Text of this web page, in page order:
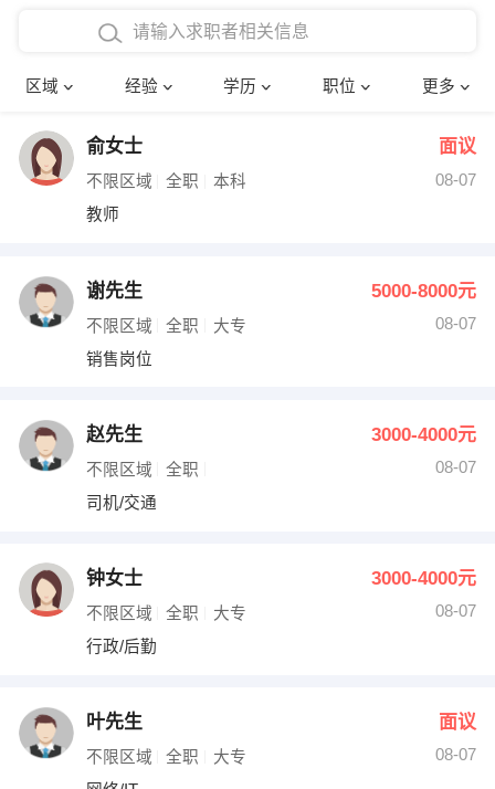
区域 经验 学历 职位 更多
在校学生工作经验
四年以上工作经验
五年以上工作经验
博士
文员
财务会计
网络IT
收银员
水电/机修
编辑 法律
其他职位
确定
俞女士 面议
不限区域 全职 本科
08-07
教师
谢先生 5000-8000元
不限区域 全职 大专
08-07
销售岗位
赵先生 3000-4000元
不限区域 全职
08-07
司机/交通
钟女士 3000-4000元
不限区域 全职 大专
08-07
行政/后勤
叶先生 面议
不限区域 全职 大专
08-07